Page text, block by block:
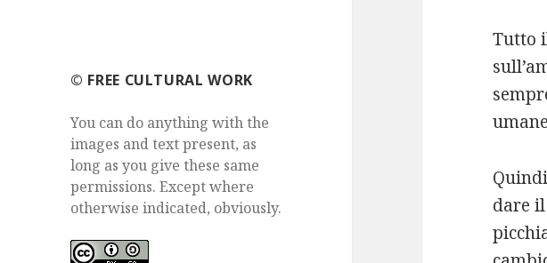
©️ FREE CULTURAL WORK
You can do anything with the
images and text present, as
long as you give these same
permissions. Except where
otherwise indicated, obviously.
Tutto
dare